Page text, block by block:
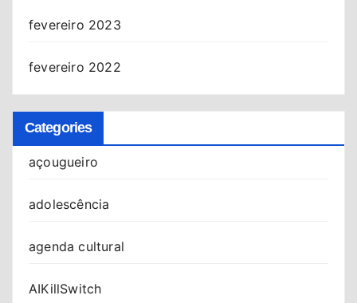
fevereiro 2023
fevereiro 2022
Categories
açougueiro
adolescência
agenda cultural
AIKillSwitch